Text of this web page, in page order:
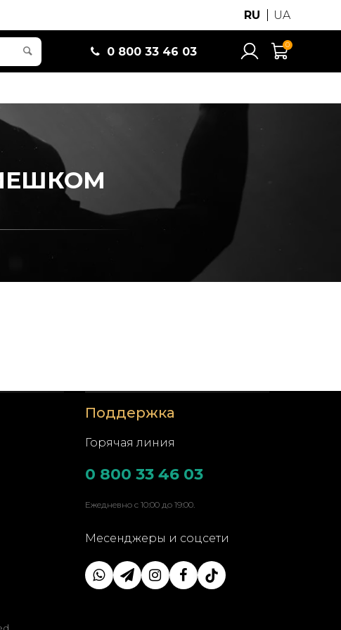
RU UA
0 800 33 46 03
0
Поддержка
Горячая линия
0 800 33 46 03
Ежедневно с 10:00 до 19:00.
Месенджеры и соцсети